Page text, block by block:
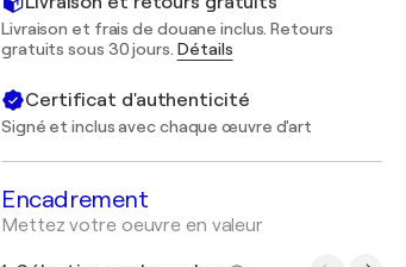
Livraison et frais de douane inclus. Retours
gratuits sous 30 jours. Détails
Certificat d'authenticité
Signé et inclus avec chaque œuvre d'art
Encadrement
Mettez votre oeuvre en valeur